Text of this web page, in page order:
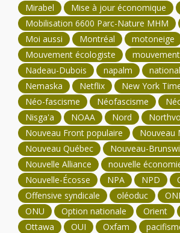
Mirabel
Mise à jour économique
Mobilisation 6600 Parc-Nature MHM
Moi aussi
Montréal
motoneige
Mouvement écologiste
Nadeau-Dubois
napalm
Nemaska
Netflix
New York
Néo-fascisme
Néofascisme
Nisga'a
NOAA Nord
Nouveau Front populaire
Nouveau
Nouveau Québec
Nouveau-
Nouvelle Alliance
nouvelle
Nouvelle-Écosse
NPA NPD
Offensive syndicale
oléoduc
ONU
Option nationale Orient
Ottawa
OUI Oxfam